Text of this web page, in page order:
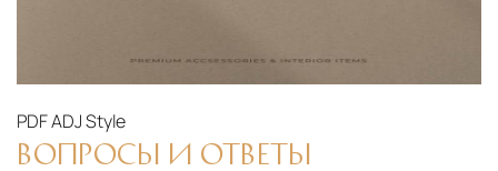
PDFADJ Style
ВОПРОСЫ И ОТВЕТЫ